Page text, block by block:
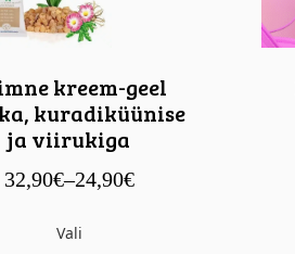
kreem-geel
kuradiküünise
ja viirukiga
€
24,90
–
€
32,90
Vali